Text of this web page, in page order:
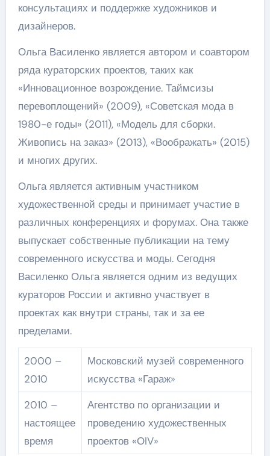
консультациях и поддержке художников и
дизайнеров.
Ольга Василенко является автором и соавтором
ряда кураторских проектов, таких как
«Инновационное возрождение. Таймсизы
перевоплощений» (2009), «Советская мода в
1980-е годы» (2011), «Модель для сборки.
Живопись на заказ» (2013), «Воображать» (2015)
и многих других.
Ольга является активным участником
художественной среды и принимает участие в
различных конференциях и форумах. Она также
выпускает собственные публикации на тему
современного искусства и моды. Сегодня
Василенко Ольга является одним из ведущих
кураторов России и активно участвует в
проектах как внутри страны, так и за ее
пределами.
2000 –
2010
Московский музей современного
искусства «Гараж»
2010 –
настоящее
время
Агентство по организации и
проведению художественных
проектов «ОIV»